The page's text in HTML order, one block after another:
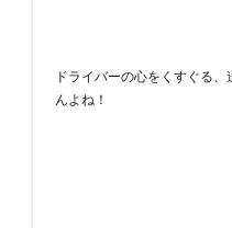
ドライバーの心をくすぐる
んよね！